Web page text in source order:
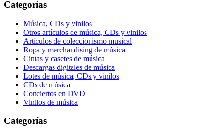
Categorías
Música, CDs y vinilos
Otros artículos de música, CDs y vinilos
Artículos de coleccionismo musical
Ropa y merchandising de música
Cintas y casetes de música
Descargas digitales de música
Lotes de música, CDs y vinilos
CDs de música
Conciertos en DVD
Vinilos de música
Categorías